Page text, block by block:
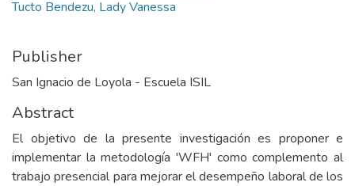
Tucto Bendezu, Lady Vanessa
Publisher
San Ignacio de Loyola - Escuela ISIL
Abstract
El objetivo de la presente investigación es proponer e
implementar la metodología 'WFH' como complemento al
trabajo presencial para mejorar el desempeño laboral de los